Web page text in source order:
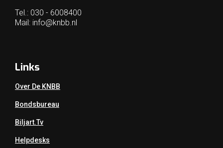
Tel.: 030 - 6008400
Mail: info@knbb.nl
Links
Over De KNBB
Bondsbureau
Biljart.tv
Helpdesks